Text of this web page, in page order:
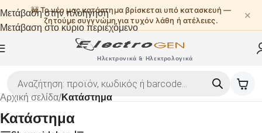
🚧 Το νέο μας κατάστημα βρίσκεται υπό κατασκευή —
ζητούμε συγγνώμη για τυχόν λάθη ή ατέλειες.
✕
Μετάβαση στην πλοήγηση
Μετάβαση στο κύριο περιεχόμενο
Ηλεκτρονικά & Ηλεκτρολογικά
Αρχική σελίδα/Κατάστημα
Κατάστημα